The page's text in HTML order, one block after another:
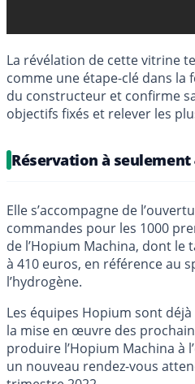
La révélation de cette vitrine
comme une étape-clé dans la
du constructeur et confirme
objectifs fixés et relever les
Réservation à seulement
Elle s’accompagne de
commandes pour les 1000
de l’Hopium Machina, dont le
à 410 euros, en référence au
l’hydrogène.
Les équipes Hopium sont
la mise en œuvre des
produire l’Hopium Machina à
un nouveau rendez-vous